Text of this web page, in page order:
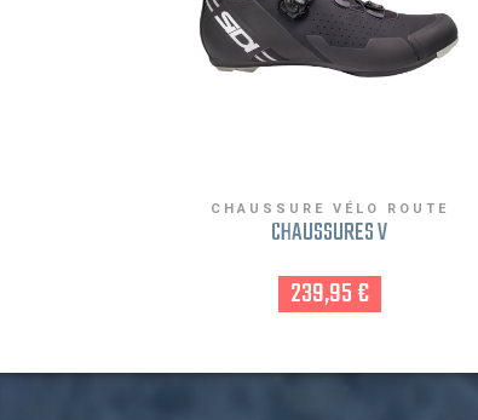
CHAUSSURE VÉLO ROUTE
CHAUSSURES V
239,95 €